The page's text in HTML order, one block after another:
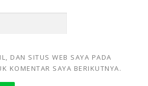
DAN SITUS WEB SAYA PADA
KOMENTAR SAYA BERIKUTNYA.